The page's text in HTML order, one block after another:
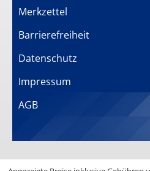
Merkzettel
Barrierefreiheit
Datenschutz
Impressum
AGB